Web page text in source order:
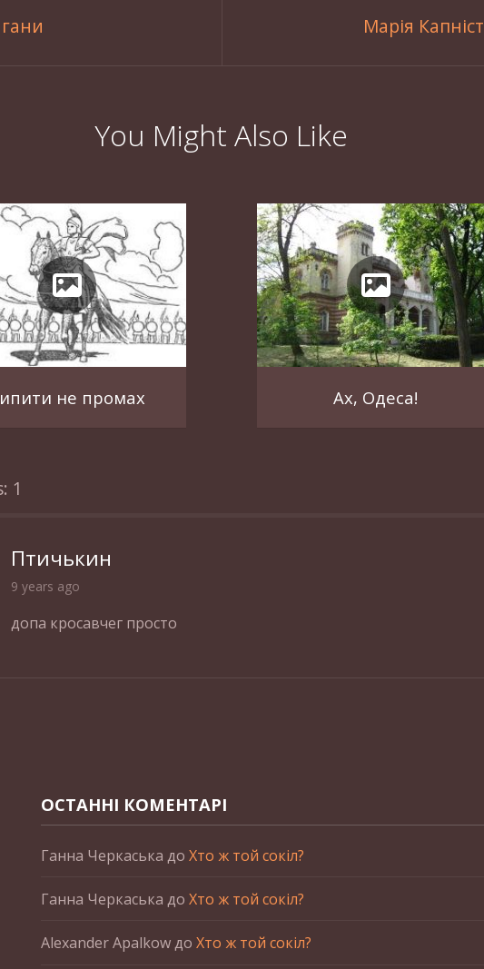
Марія Капніст
You Might Also Like
не промах Ах, Одеса!
1
Птичькин
9 years ago
допа кросавчег просто
ОСТАННІ КОМЕНТАРІ
Ганна Черкаська до Хто ж той сокіл?
Ганна Черкаська до Хто ж той сокіл?
Alexander Apalkowдо Хто ж той сокіл?